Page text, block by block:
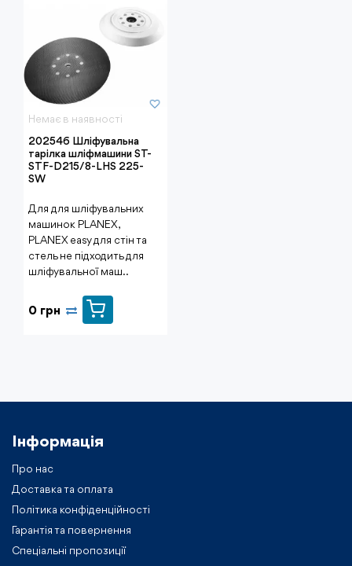
Немає в наявності
202546 Шліфувальна
тарілка шліфмашини ST-
STF-D215/8-LHS 225-
SW
Для для шліфувальних
машинок PLANEX,
PLANEX easy для стін та
стель не підходить для
шліфувальної маш..
0 грн
Інформація
Про нас
Доставка та оплата
Політика конфіденційності
Гарантія та повернення
Спеціальні пропозиції